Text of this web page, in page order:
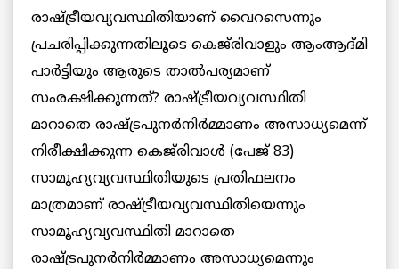
രാഷ്ട്രീയവ്യവസ്ഥിതിയാണ് വൈറസെന്നും
പ്രചരിപ്പിക്കുന്നതിലൂടെ കെജ്‌രിവാളും ആംആദ്മി
പാര്‍ട്ടിയും ആരുടെ താല്‍പര്യമാണ്
സംരക്ഷിക്കുന്നത്? രാഷ്ട്രീയവ്യവസ്ഥിതി
മാറാതെ രാഷ്ട്രപുനര്‍നിര്‍മ്മാണം അസാധ്യമെന്ന്
നിരീക്ഷിക്കുന്ന കെജ്‌രിവാള്‍ (പേജ് 83)
സാമൂഹ്യവ്യവസ്ഥിതിയുടെ പ്രതിഫലനം
മാത്രമാണ് രാഷ്ട്രീയവ്യവസ്ഥിതിയെന്നും
സാമൂഹ്യവ്യവസ്ഥിതി മാറാതെ
രാഷ്ട്രപുനര്‍നിര്‍മ്മാണം അസാധ്യമെന്നും